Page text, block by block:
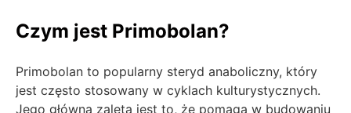
Czym jest Primobolan?
Primobolan to popularny steryd anaboliczny, który
jest często stosowany w cyklach kulturystycznych.
Jego główną zaletą jest to, że pomaga w budowaniu